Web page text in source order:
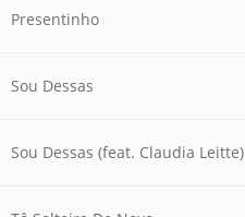
Presentinho
Sou Dessas
Sou Dessas (feat. Claudia Leitte)